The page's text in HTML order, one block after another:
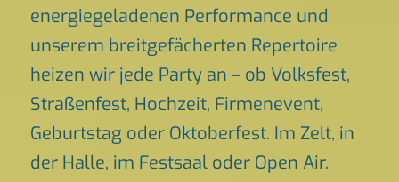
energiegeladenen Performance und
unserem breitgefächerten Repertoire
heizen wir jede Party an – ob Volksfest,
Straßenfest, Hochzeit, Firmenevent,
Geburtstag oder Oktoberfest. Im Zelt, in
der Halle, im Festsaal oder Open Air.